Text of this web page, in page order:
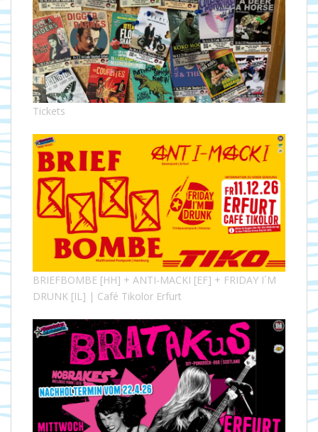
Tickets
BRIEFBOMBE [HH] + ANTI-MACKI [EF] + FRIDAY I´M
DRUNK [IL] | Café Tikolor Erfurt